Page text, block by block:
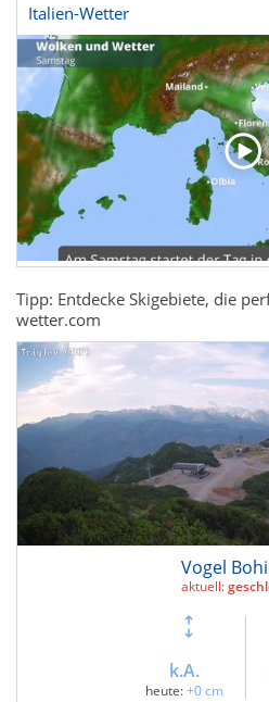
Italien-Wetter
Tipp: Entdecke Skigebiete, die
wetter.com
Vogel
aktuell:
k.A.
heute:+0 cm